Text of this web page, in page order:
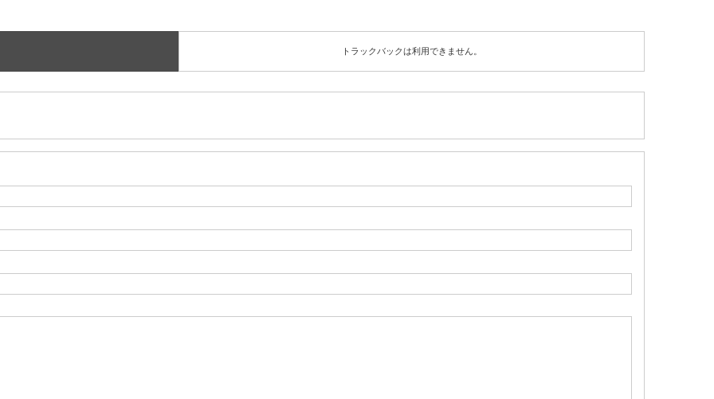
トラックバックは利用できません。